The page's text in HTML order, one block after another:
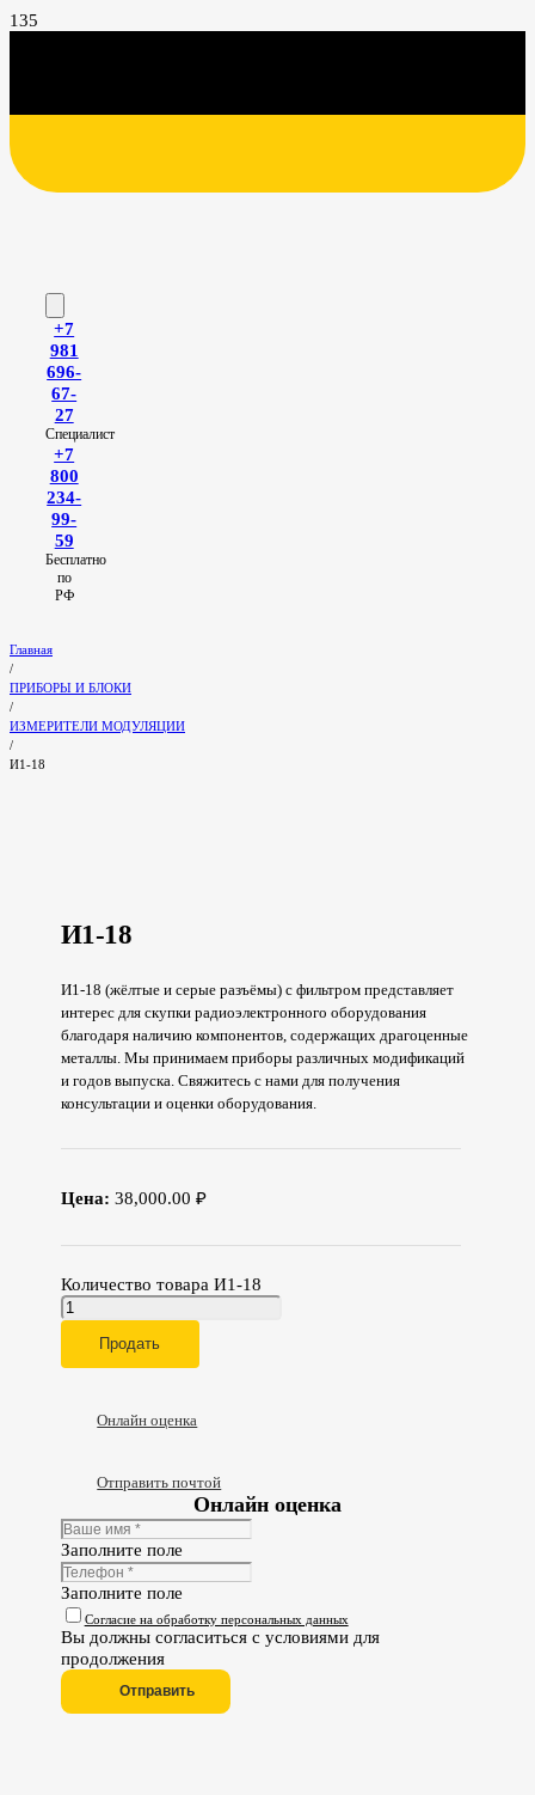
+7
981
696-
67-
27
Специалист
+7
800
234-
99-
59
Бесплатно
по
РФ
Главная
/
ПРИБОРЫ И БЛОКИ
/
ИЗМЕРИТЕЛИ МОДУЛЯЦИИ
/
И1-18
И1-18
И1-18 (жёлтые и серые разъёмы) с фильтром представляет
интерес для скупки радиоэлектронного оборудования
благодаря наличию компонентов, содержащих драгоценные
металлы. Мы принимаем приборы различных модификаций
и годов выпуска. Свяжитесь с нами для получения
консультации и оценки оборудования.
Цена: 38,000.00 ₽
Количество товара И1-18
Продать
Онлайн оценка
Отправить почтой
Онлайн оценка
Заполните поле
Заполните поле
Согласие на обработку персональных данных
Вы должны согласиться с условиями для
продолжения
Отправить